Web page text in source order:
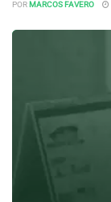
POR MARCOS FAVERO